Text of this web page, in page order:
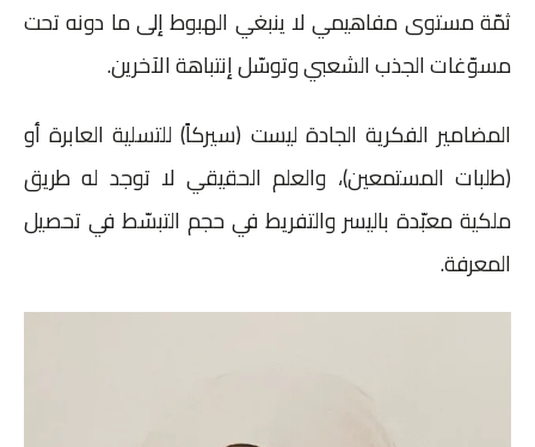
ثمّة مستوى مفاهيمي لا ينبغي الهبوط إلى ما دونه تحت
مسوّغات الجذب الشعبي وتوسّل إنتباهة الآخرين.
المضامير الفكرية الجادة ليست (سيركاً) للتسلية العابرة أو
(طلبات المستمعين)، والعلم الحقيقي لا توجد له طريق
ملكية معبّدة باليسر والتفريط في حجم التبسّط في تحصيل
المعرفة.